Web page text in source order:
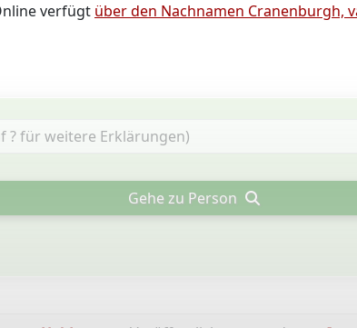
verfügt über den Nachnamen Cranenburgh,
Gehe zu Person